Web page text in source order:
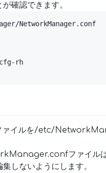
確認できます。
NetworkManager.conf
rh
イルを/etc/
ファイルは
しないようにします。